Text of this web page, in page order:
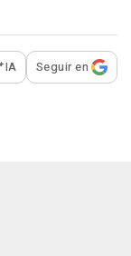
para
IA Seguir en